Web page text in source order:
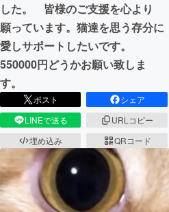
した。 皆様のご支援を心より
願っています。猫達を思う存分に
愛しサポートしたいです。
550000円どうかお願い致しま
す。
ポスト
シェア
LINEで送る
URLコピー
埋め込み
QRコード